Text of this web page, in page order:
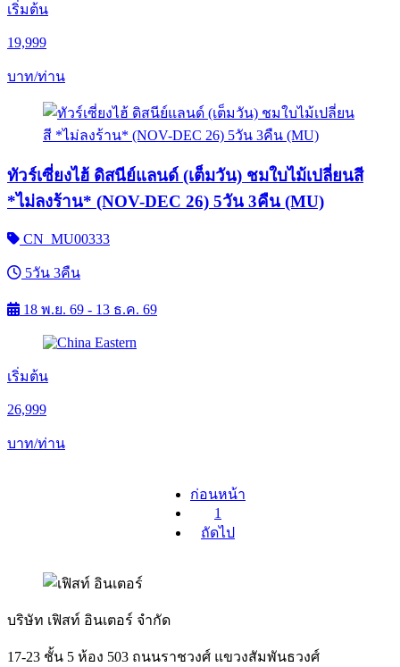
เริ่มต้น
19,999
บาท/ท่าน
ทัวร์เซี่ยงไฮ้ ดิสนีย์แลนด์ (เต็มวัน) ชมใบไม้เปลี่ยนสี
*ไม่ลงร้าน* (NOV-DEC 26) 5วัน 3คืน (MU)
CN_MU00333
5วัน 3คืน
18 พ.ย. 69 - 13 ธ.ค. 69
เริ่มต้น
26,999
บาท/ท่าน
ก่อนหน้า
1
ถัดไป
บริษัท เฟิสท์ อินเตอร์ จำกัด
17-23 ชั้น 5 ห้อง 503 ถนนราชวงศ์ แขวงสัมพันธวงศ์